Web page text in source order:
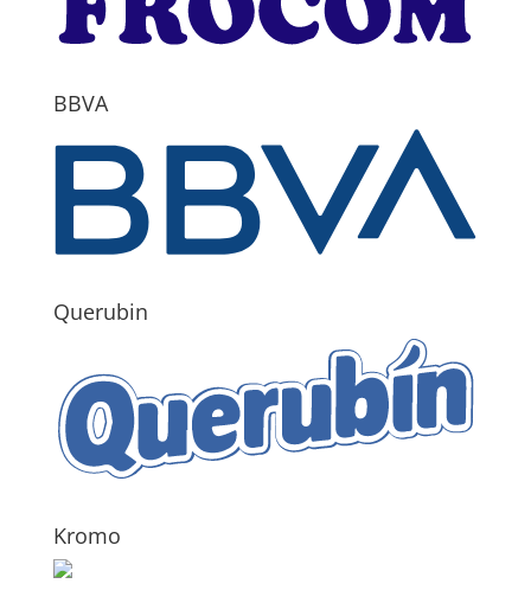
BBVA
Querubin
Kromo